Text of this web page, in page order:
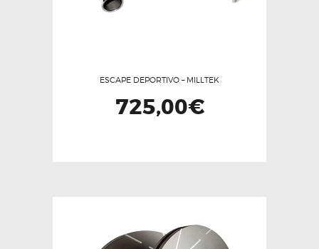
ESCAPE DEPORTIVO – MILLTEK
725,00€